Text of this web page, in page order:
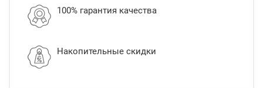
100% гарантия качества
Накопительные скидки